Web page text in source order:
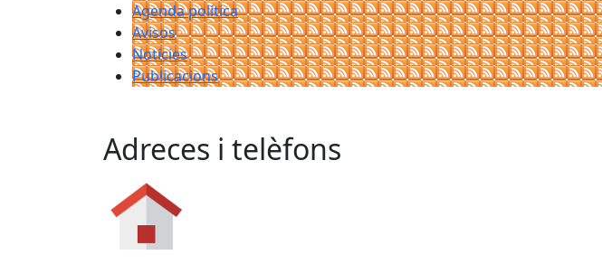
Agenda política
Avisos
Notícies
Publicacions
Adreces i telèfons